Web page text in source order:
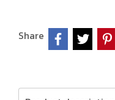
Share